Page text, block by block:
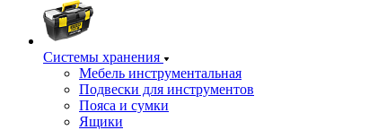
Системы хранения
Мебель инструментальная
Подвески для инструментов
Пояса и сумки
Ящики